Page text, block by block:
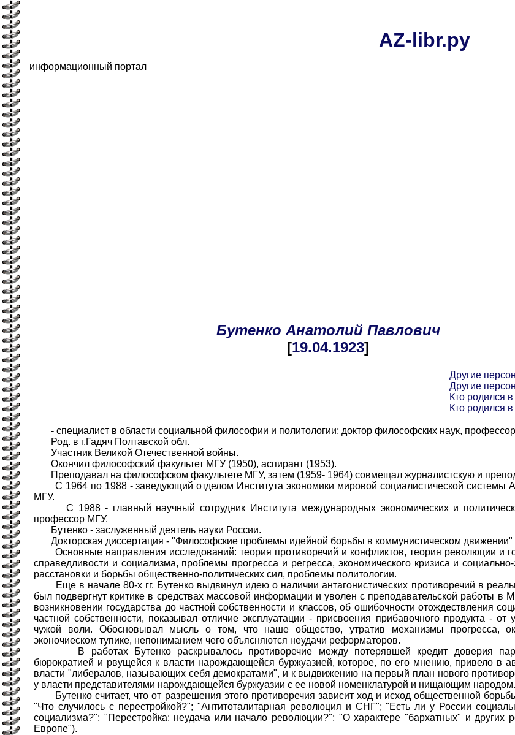
AZ-libr.ру
информационный портал
Бутенко Анатолий Павлович
[19.04.1923]
Другие
Другие
Кто родился
Кто родился
- специалист в области социальной философии и политологии; доктор философских наук, профессор
Род. в г.Гадяч Полтавской обл.
Участник Великой Отечественной войны.
Окончил философский факультет МГУ (1950), аспирант (1953).
Преподавал на философском факультете МГУ, затем (1959- 1964) совмещал журналистскую и
С 1964 по 1988 - заведующий отделом Института экономики мировой социалистической системы
МГУ.
С 1988 - главный научный сотрудник Института международных экономических и
профессор МГУ.
Бутенко - заслуженный деятель науки России.
Докторская диссертация - "Философские проблемы идейной борьбы в коммунистическом движении"
Основные направления исследований: теория противоречий и конфликтов, теория революции и
справедливости и социализма, проблемы прогресса и регресса, экономического кризиса и социально-
расстановки и борьбы общественно-политических сил, проблемы политологии.
Еще в начале 80-х гг. Бутенко выдвинул идею о наличии антагонистических противоречий в
был подвергнут критике в средствах массовой информации и уволен с преподавательской работы в
возникновении государства до частной собственности и классов, об ошибочности отождествления
частной собственности, показывал отличие эксплуатации - присвоения прибавочного продукта - от
чужой воли. Обосновывал мысль о том, что наше общество, утратив механизмы прогресса,
эконочиеском тупике, непониманием чего объясняются неудачи реформаторов.
В работах Бутенко раскрывалось противоречие между потерявшей кредит доверия
бюрократией и рвущейся к власти нарождающейся буржуазией, которое, по его мнению, привело в
власти "либералов, называющих себя демократами", и к выдвижению на первый план нового
у власти представителями нарождающейся буржуазии с ее новой номенклатурой и нищающим народом.
Бутенко считает, что от разрешения этого противоречия зависит ход и исход общественной
"Что случилось с перестройкой?"; "Антитоталитарная революция и СНГ"; "Есть ли у России
социализма?"; "Перестройка: неудача или начало революции?"; "О характере "бархатных" и других
Европе").